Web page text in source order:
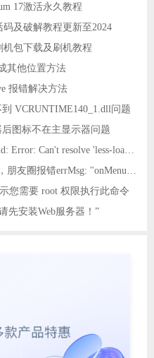
17激活永久教程
码及破解教程更新至2024
机包下载及刷机教程
其他位置方法
报错解决方法
VCRUNTIME140_1.dll问题
图标不在主显示器问题
解决Vue报错Module not found: Error: Can't resolve 'less-loader' in 'C:\Users\Hm\Desktop\vue\vue_shop'问题
您需要 root 权限执行此命令
先安装Web服务器！”